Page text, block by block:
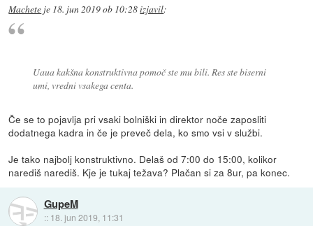
Machete je 18. jun 2019 ob 10:28izjavil:
Uaua kakšna konstruktivna pomoč ste mu bili. Res ste biserni
umi, vredni vsakega centa.
Če se to pojavlja pri vsaki bolniški in direktor noče zaposliti
dodatnega kadra in če je preveč dela, ko smo vsi v službi.
Je tako najbolj konstruktivno. Delaš od 7:00 do 15:00, kolikor
narediš narediš. Kje je tukaj težava? Plačan si za 8ur, pa konec.
GupeM
:: 18. jun 2019, 11:31